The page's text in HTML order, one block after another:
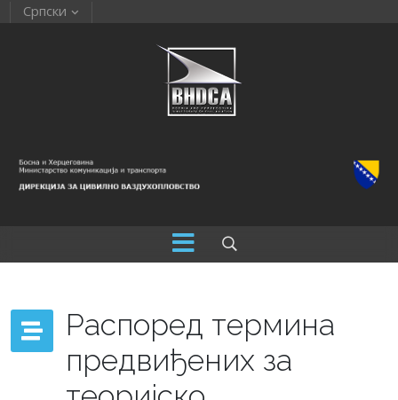
Српски
Распоред термина
предвиђених за